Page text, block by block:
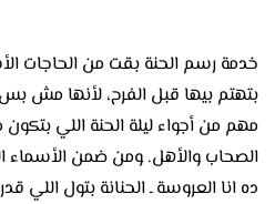
خدمة رسم الحنة بقت من الحاجات
بتهتم بيها قبل الفرح، لأنها
مهم من أجواء ليلة الحنة اللي
الصحاب والأهل. ومن ضمن الأسماء
ده انا العروسة ـ الحنانة بتول